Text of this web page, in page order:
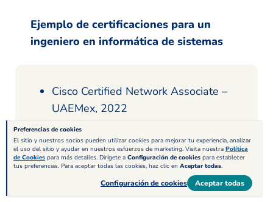
Ejemplo de certificaciones para un
ingeniero en informática de sistemas
Cisco Certified Network Associate –
UAEMex, 2022
AWS Certified Solutions Architect –
AWS Training Center, 2020
Preferencias de cookies
El sitio y nuestros socios pueden utilizar cookies para mejorar tu experiencia, analizar
el uso del sitio y ayudar en nuestros esfuerzos de marketing. Visita nuestra Política
de Cookies para más detalles. Dirígete a Configuración de cookies para establecer
tus preferencias. Para aceptar todas las cookies, haz clic en Aceptar todas.
Configuración de cookies Aceptar todas